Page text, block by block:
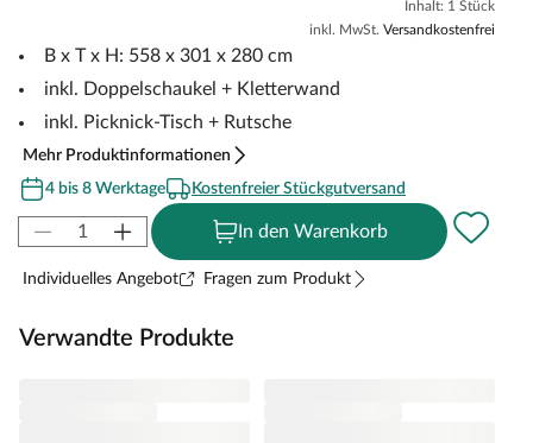
Inhalt: 1 Stück
inkl. MwSt. Versandkostenfrei
B x T x H: 558 x 301 x 280 cm
inkl. Doppelschaukel + Kletterwand
inkl. Picknick-Tisch + Rutsche
Mehr Produktinformationen
4 bis 8 Werktage
Kostenfreier Stückgutversand
In den Warenkorb
Individuelles Angebot Fragen zum Produkt
Verwandte Produkte